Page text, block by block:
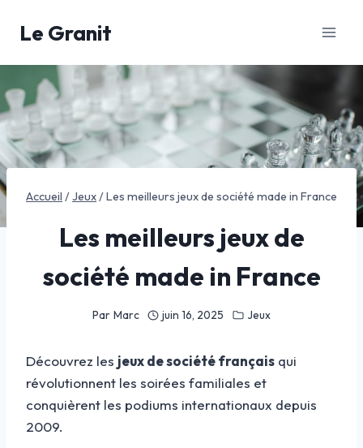
Le Granit
Accueil /Jeux/Les meilleurs jeux de société made in France
Les meilleurs jeux de
société made in France
Par Marc juin 16, 2025 Jeux
Découvrez les jeux de société français qui
révolutionnent les soirées familiales et
conquièrent les podiums internationaux depuis
2009.